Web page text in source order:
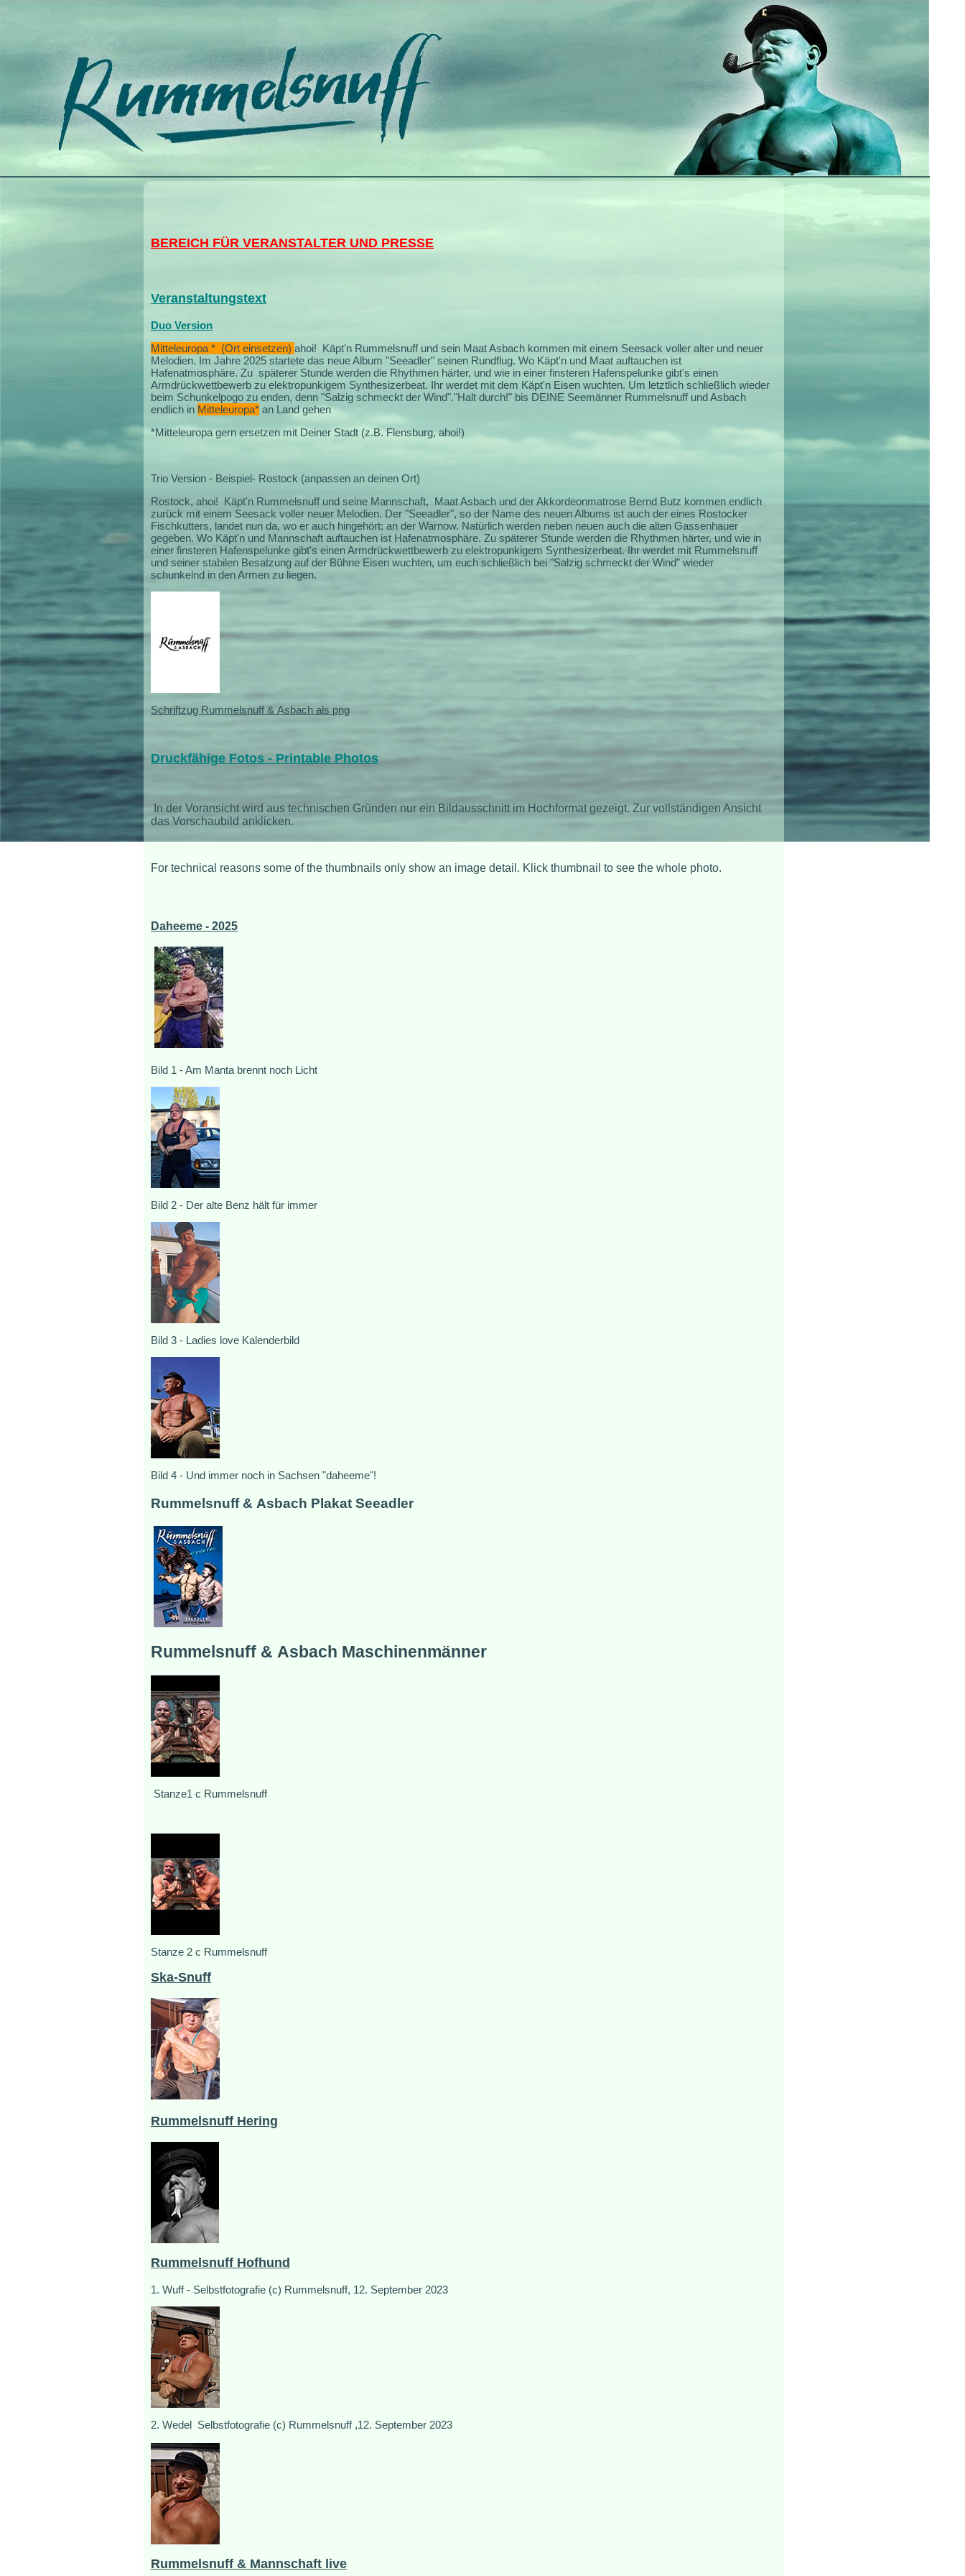
BEREICH FÜR VERANSTALTER UND PRESSE
Veranstaltungstext
Duo Version
Mitteleuropa * (Ort einsetzen) ahoi! Käpt'n Rummelsnuff und sein Maat Asbach kommen mit einem Seesack voller alter und neuer
Melodien. Im Jahre 2025 startete das neue Album "Seeadler" seinen Rundflug. Wo Käpt'n und Maat auftauchen ist
Hafenatmosphäre. Zu späterer Stunde werden die Rhythmen härter, und wie in einer finsteren Hafenspelunke gibt's einen
Armdrückwettbewerb zu elektropunkigem Synthesizerbeat. Ihr werdet mit dem Käpt'n Eisen wuchten. Um letztlich schließlich wieder
beim Schunkelpogo zu enden, denn "Salzig schmeckt der Wind"."Halt durch!" bis DEINE Seemänner Rummelsnuff und Asbach
endlich in Mitteleuropa* an Land gehen
*Mitteleuropa gern ersetzen mit Deiner Stadt (z.B. Flensburg, ahoi!)
Trio Version - Beispiel- Rostock (anpassen an deinen Ort)
Rostock, ahoi! Käpt'n Rummelsnuff und seine Mannschaft, Maat Asbach und der Akkordeonmatrose Bernd Butz kommen endlich
zurück mit einem Seesack voller neuer Melodien. Der "Seeadler", so der Name des neuen Albums ist auch der eines Rostocker
Fischkutters, landet nun da, wo er auch hingehört: an der Warnow. Natürlich werden neben neuen auch die alten Gassenhauer
gegeben. Wo Käpt'n und Mannschaft auftauchen ist Hafenatmosphäre. Zu späterer Stunde werden die Rhythmen härter, und wie in
einer finsteren Hafenspelunke gibt's einen Armdrückwettbewerb zu elektropunkigem Synthesizerbeat. Ihr werdet mit Rummelsnuff
und seiner stabilen Besatzung auf der Bühne Eisen wuchten, um euch schließlich bei "Salzig schmeckt der Wind" wieder
schunkelnd in den Armen zu liegen.
Schriftzug Rummelsnuff & Asbach als png
Druckfähige Fotos - Printable Photos
In der Voransicht wird aus technischen Gründen nur ein Bildausschnitt im Hochformat gezeigt. Zur vollständigen Ansicht
das Vorschaubild anklicken.
For technical reasons some of the thumbnails only show an image detail. Klick thumbnail to see the whole photo.
Daheeme - 2025
Bild 1 - Am Manta brennt noch Licht
Bild 2 - Der alte Benz hält für immer
Bild 3 - Ladies love Kalenderbild
Bild 4 - Und immer noch in Sachsen "daheeme"!
Rummelsnuff & Asbach Plakat Seeadler
Rummelsnuff & Asbach Maschinenmänner
Stanze1 c Rummelsnuff
Stanze 2 c Rummelsnuff
Ska-Snuff
Rummelsnuff Hering
Rummelsnuff Hofhund
1. Wuff - Selbstfotografie (c) Rummelsnuff, 12. September 2023
2. Wedel Selbstfotografie (c) Rummelsnuff ,12. September 2023
Rummelsnuff & Mannschaft live